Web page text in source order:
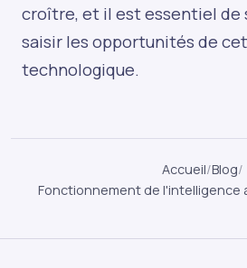
croître, et il est essentiel de
saisir les opportunités de
technologique.
Accueil/Blog/
Fonctionnement de l'intelligence